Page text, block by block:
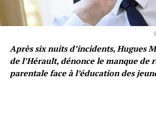
Après six nuits d’incidents, Hugues
de l’Hérault, dénonce le manque de
parentale face à l’éducation des